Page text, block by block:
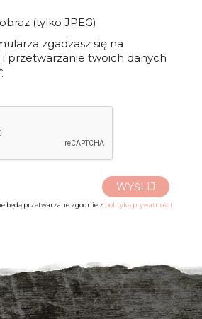
(tylko JPEG)
zgadzasz się na
przetwarzanie twoich danych
WYŚLIJ
będą przetwarzane zgodnie z polityką prywatności.